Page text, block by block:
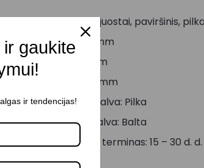
Profilis LED juostai, paviršinis,
Ilgis: 2000 mm
Plotis: 17 mm
Aukštis: 73 mm
Korpuso spalva: Pilka
Gaubto spalva: Balta
Pristatymo terminas: 15 – 30 d. d.
ir gaukite
ir tendencijas!